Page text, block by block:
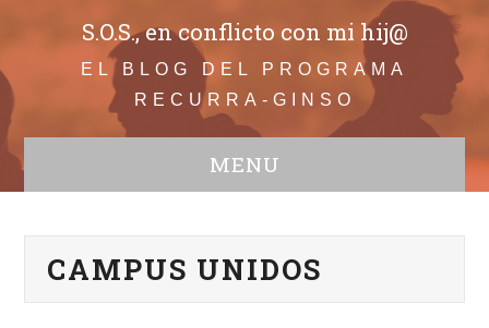
S.O.S., en conflicto con mi hij@
EL BLOG DEL PROGRAMA
RECURRA-GINSO
MENU
Todos
Adolescentes
CAMPUS UNIDOS